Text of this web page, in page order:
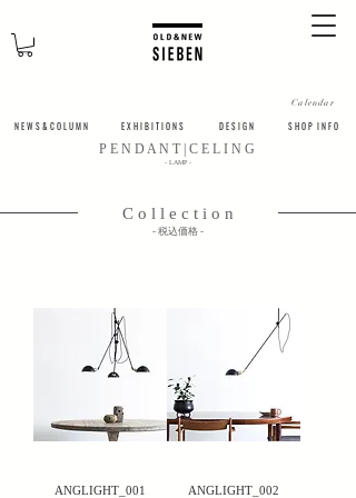
N E W S & C O L U M N
Calendar
​E X H I B I T I O N S D E S I G N S H O P I N F O
​P E N D A N T | C E L I N G
​- LAMP -
C o l l e c t i o n
​- 税込価格 -
ANGLIGHT_001 ANGLIGHT_002